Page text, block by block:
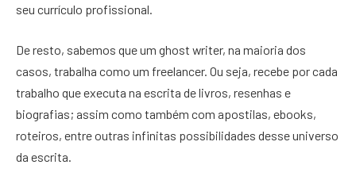
seu currículo profissional.
De resto, sabemos que um ghost writer, na maioria dos
casos, trabalha como um freelancer. Ou seja, recebe por cada
trabalho que executa na escrita de livros, resenhas e
biografias; assim como também com apostilas, ebooks,
roteiros, entre outras infinitas possibilidades desse universo
da escrita.